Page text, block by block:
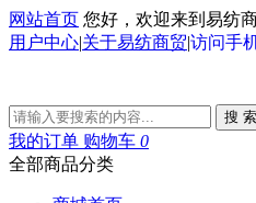
网站首页 您好，欢迎来到易纺
用户中心|关于易纺商贸|访问手
搜 索
我的订单 购物车 0
全部商品分类